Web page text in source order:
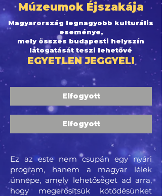
Múzeumok Éjszakája
Magyarország legnagyobb kulturális
eseménye,
mely összes budapesti helyszín
látogatását teszi lehetővé
EGYETLEN JEGGYEL!
Elfogyott
Elfogyott
Ez az este nem csupán egy nyári
program, hanem a magyar lélek
ünnepe, amely lehetőséget ad arra,
hogy megerősítsük kötődésünket